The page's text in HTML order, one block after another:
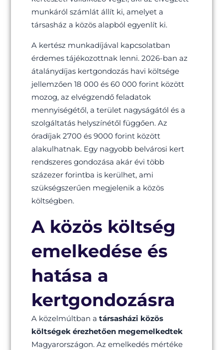
munkáról számlát állít ki, amelyet a
társasház a közös alapból egyenlít ki.
A kertész munkadíjával kapcsolatban
érdemes tájékozottnak lenni. 2026-ban az
átalánydíjas kertgondozás havi költsége
jellemzően 18 000 és 60 000 forint között
mozog, az elvégzendő feladatok
mennyiségétől, a terület nagyságától és a
szolgáltatás helyszínétől függően. Az
óradíjak 2700 és 9000 forint között
alakulhatnak. Egy nagyobb belvárosi kert
rendszeres gondozása akár évi több
százezer forintba is kerülhet, ami
szükségszerűen megjelenik a közös
költségben.
A közös költség
emelkedése és
hatása a
kertgondozásra
A közelmúltban a társasházi közös
költségek érezhetően megemelkedtek
Magyarországon. Az emelkedés mértéke